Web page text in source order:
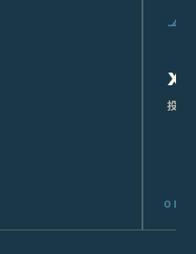
X
投稿